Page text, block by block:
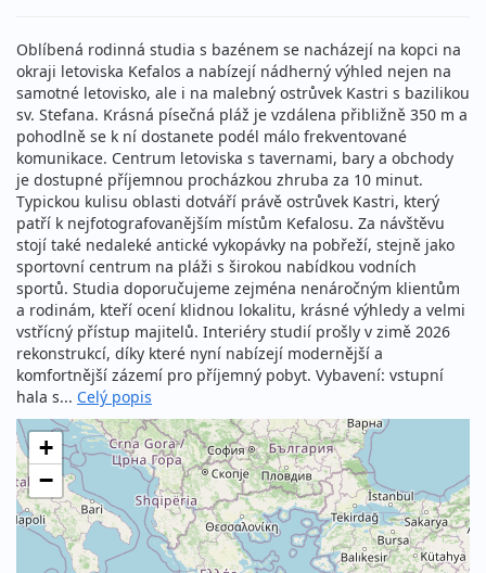
Oblíbená rodinná studia s bazénem se nacházejí na kopci na
okraji letoviska Kefalos a nabízejí nádherný výhled nejen na
samotné letovisko, ale i na malebný ostrůvek Kastri s bazilikou
sv. Stefana. Krásná písečná pláž je vzdálena přibližně 350 m a
pohodlně se k ní dostanete podél málo frekventované
komunikace. Centrum letoviska s tavernami, bary a obchody
je dostupné příjemnou procházkou zhruba za 10 minut.
Typickou kulisu oblasti dotváří právě ostrůvek Kastri, který
patří k nejfotografovanějším místům Kefalosu. Za návštěvu
stojí také nedaleké antické vykopávky na pobřeží, stejně jako
sportovní centrum na pláži s širokou nabídkou vodních
sportů. Studia doporučujeme zejména nenáročným klientům
a rodinám, kteří ocení klidnou lokalitu, krásné výhledy a velmi
vstřícný přístup majitelů. Interiéry studií prošly v zimě 2026
rekonstrukcí, díky které nyní nabízejí modernější a
komfortnější zázemí pro příjemný pobyt. Vybavení: vstupní
hala s... Celý popis
+
−